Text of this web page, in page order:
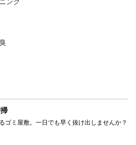
ゴミ屋敷。一日でも早く抜け出しませんか？